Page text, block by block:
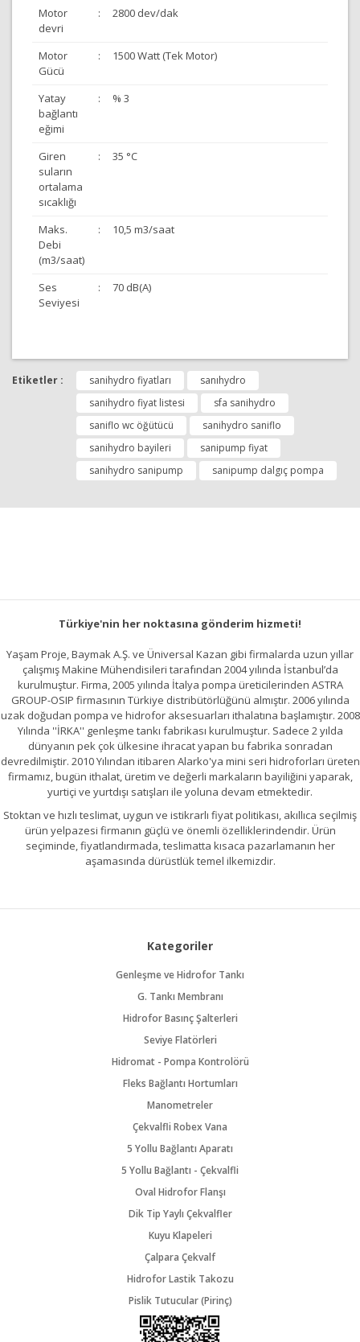
Motor
devri
: 2800 dev/dak
Motor
Gücü
: 1500 Watt (Tek Motor)
Yatay
bağlantı
eğimi
: % 3
Giren
suların
ortalama
sıcaklığı
: 35 °C
Maks.
Debi
(m3/saat)
: 10,5 m3/saat
Ses
Seviyesi
: 70 dB(A)
Bu ürüne ilk yorumu siz yapın!
Yorum Yap
Bu ürünün fiyat bilgisi, resim, ürün açıklamalarında ve
diğer konularda yetersiz gördüğünüz noktaları öneri
formunu kullanarak tarafımıza iletebilirsiniz.
Görüş ve önerileriniz için teşekkür ederiz.
Ürün resmi kalitesiz, bozuk veya görüntülenemiyor.
Ürün açıklamasında eksik bilgiler bulunuyor.
Ürün fiyatı diğer sitelerden daha pahalı.
Etiketler : sanihydro fiyatları
sanıhydro
sanihydro fiyat listesi
sfa sanihydro
saniflo wc öğütücü
sanihydro saniflo
sanihydro bayileri
sanipump fiyat
sanihydro sanipump
sanipump dalgıç pompa
Türkiye'nin her noktasına gönderim hizmeti!
Yaşam Proje, Baymak A.Ş. ve Üniversal Kazan gibi firmalarda uzun yıllar
çalışmış Makine Mühendisileri tarafından 2004 yılında İstanbul’da
kurulmuştur. Firma, 2005 yılında İtalya pompa üreticilerinden ASTRA
GROUP-OSIP firmasının Türkiye distribütörlüğünü almıştır. 2006 yılında
uzak doğudan pompa ve hidrofor aksesuarları ithalatına başlamıştır. 2008
Yılında ''İRKA'' genleşme tankı fabrikası kurulmuştur. Sadece 2 yılda
dünyanın pek çok ülkesine ihracat yapan bu fabrika sonradan
devredilmiştir. 2010 Yılından itibaren Alarko'ya mini seri hidroforları üreten
firmamız, bugün ithalat, üretim ve değerli markaların bayiliğini yaparak,
yurtiçi ve yurtdışı satışları ile yoluna devam etmektedir.
Stoktan ve hızlı teslimat, uygun ve istikrarlı fiyat politikası, akıllıca seçilmiş
ürün yelpazesi firmanın güçlü ve önemli özelliklerindendir. Ürün
seçiminde, fiyatlandırmada, teslimatta kısaca pazarlamanın her
aşamasında dürüstlük temel ilkemizdir.
Kategoriler
Genleşme ve Hidrofor Tankı
G. Tankı Membranı
Hidrofor Basınç Şalterleri
Seviye Flatörleri
Hidromat - Pompa Kontrolörü
Fleks Bağlantı Hortumları
Manometreler
Çekvalfli Robex Vana
5 Yollu Bağlantı Aparatı
5 Yollu Bağlantı - Çekvalfli
Oval Hidrofor Flanşı
Dik Tip Yaylı Çekvalfler
Kuyu Klapeleri
Çalpara Çekvalf
Hidrofor Lastik Takozu
Pislik Tutucular (Pirinç)